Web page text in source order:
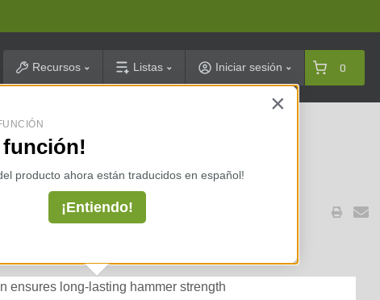
Recursos Listas Iniciar sesión 0
⇢
Hammer 3 lb.
ensures long-lasting hammer strength
×
función!
producto ahora están traducidos en español!
¡Entiendo!